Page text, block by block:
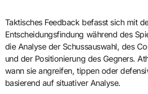
Taktisches Feedback befasst sich mit
Entscheidungsfindung während des
die Analyse der Schussauswahl, des
und der Positionierung des Gegners.
wann sie angreifen, tippen oder
basierend auf situativer Analyse.